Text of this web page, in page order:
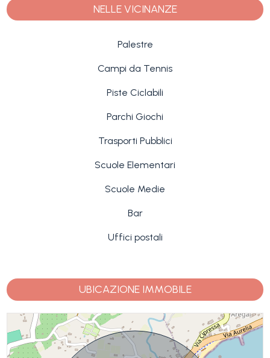
NELLE VICINANZE
Palestre
Campi da Tennis
Piste Ciclabili
Parchi Giochi
Trasporti Pubblici
Scuole Elementari
Scuole Medie
Bar
Uffici postali
UBICAZIONE IMMOBILE